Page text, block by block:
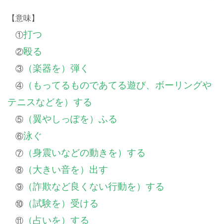
【意味】
①打つ
②殴る
③ （楽器を）弾く
④ （もってるものであてる遊び、ボーリングや
テニスなどを）する
⑤ （翼やしっぽを）ふる
⑥泳ぐ
⑦ （身震いなどの動きを）する
⑧ （大きい音を）出す
⑨ （詐欺など良くない行動を）する
⑩ （試験を）受ける
⑪ （占いを）する